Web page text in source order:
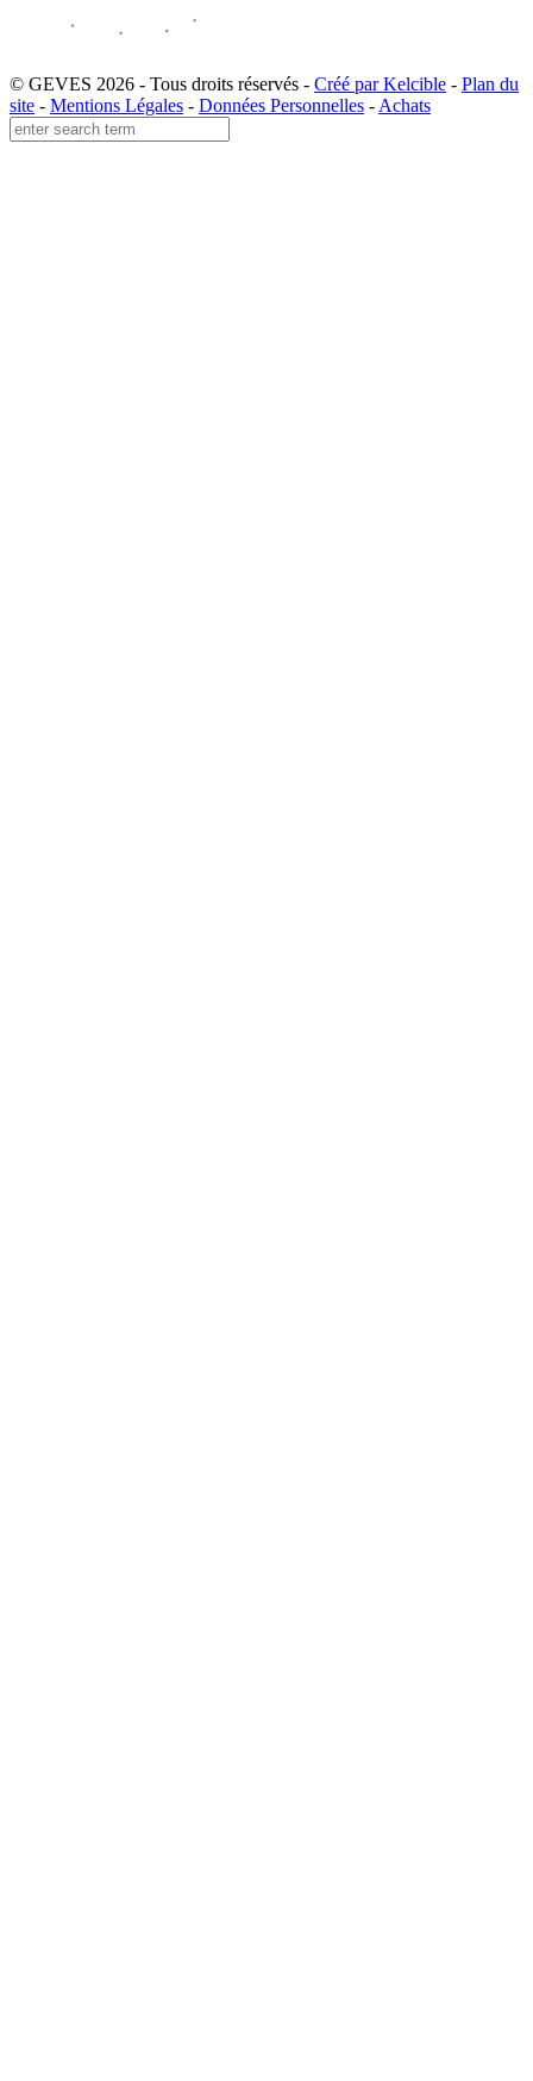
© GEVES 2026 - Tous droits réservés - Créé par Kelcible - Plan du
site - Mentions Légales - Données Personnelles - Achats